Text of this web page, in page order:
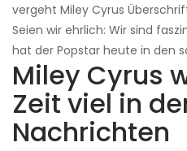
vergeht Miley Cyrus
Seien wir ehrlich: Wir sind
hat der Popstar heute in den
Miley Cyrus
Zeit viel in
Nachrichten